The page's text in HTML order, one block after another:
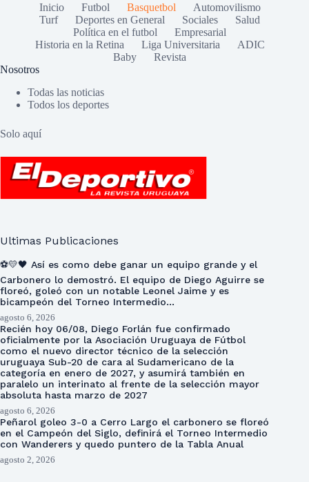
Inicio Futbol Basquetbol
Automovilismo
Turf
Deportes en General Sociales
Salud
Política en el futbol
Empresarial
Historia en la Retina
Liga Universitaria
ADIC
Baby
Revista
Nosotros
Todas las noticias
Todos los deportes
Solo aquí
Ultimas Publicaciones
⚽💛🖤 Así es como debe ganar un equipo grande y el
Carbonero lo demostró. El equipo de Diego Aguirre se
floreó, goleó con un notable Leonel Jaime y es
bicampeón del Torneo Intermedio…
agosto 6, 2026
Recién hoy 06/08, Diego Forlán fue confirmado
oficialmente por la Asociación Uruguaya de Fútbol
como el nuevo director técnico de la selección
uruguaya Sub-20 de cara al Sudamericano de la
categoría en enero de 2027, y asumirá también en
paralelo un interinato al frente de la selección mayor
absoluta hasta marzo de 2027
agosto 6, 2026
Peñarol goleo 3-0 a Cerro Largo el carbonero se floreó
en el Campeón del Siglo, definirá el Torneo Intermedio
con Wanderers y quedo puntero de la Tabla Anual
agosto 2, 2026